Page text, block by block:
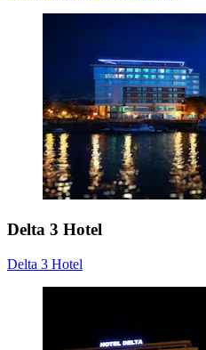
Delta 3 Hotel
Delta 3 Hotel